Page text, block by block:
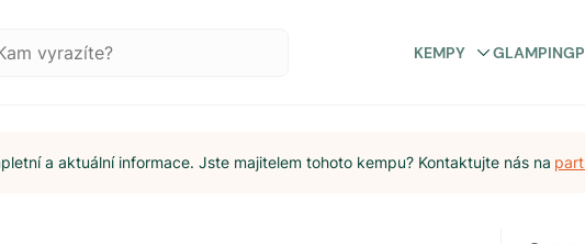
KEMPY GLAMPING
a aktuální informace. Jste majitelem tohoto kempu? Kontaktujte nás na